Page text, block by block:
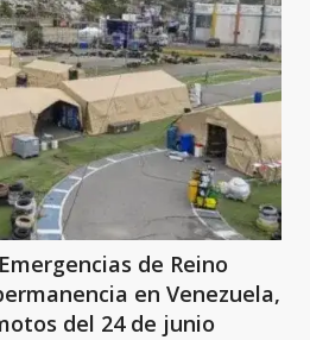
de Reino
en Venezuela,
del 24 de junio